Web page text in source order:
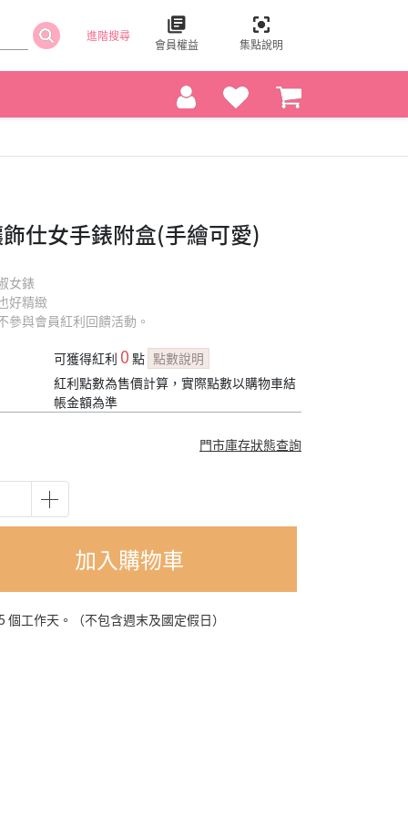
進階搜尋
會員權益 集點說明
仕女手錶附盒(手繪可愛)
女錶
好精緻
與會員紅利回饋活動。
可獲得紅利 0 點 點數說明
紅利點數為售價計算，實際點數以購物車結
帳金額為準
門市庫存狀態查詢
加入購物車
工作天。（不包含週末及國定假日）